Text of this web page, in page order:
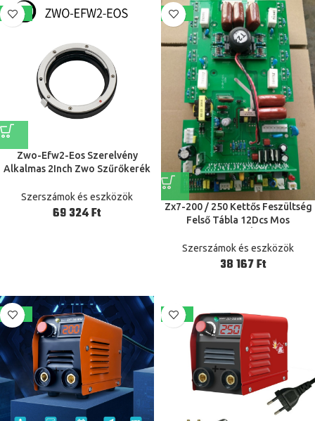
-13%
Zwo-Efw2-Eos Szerelvény
Alkalmas 2Inch Zwo Szűrőkerék
Szerszámok és eszközök
Ft
-17%
Zx7-200 / 250 Kettős Feszültség
Felső Tábla 12Dcs Mos
Szerszámok és eszközök
Ft
-13% -20%